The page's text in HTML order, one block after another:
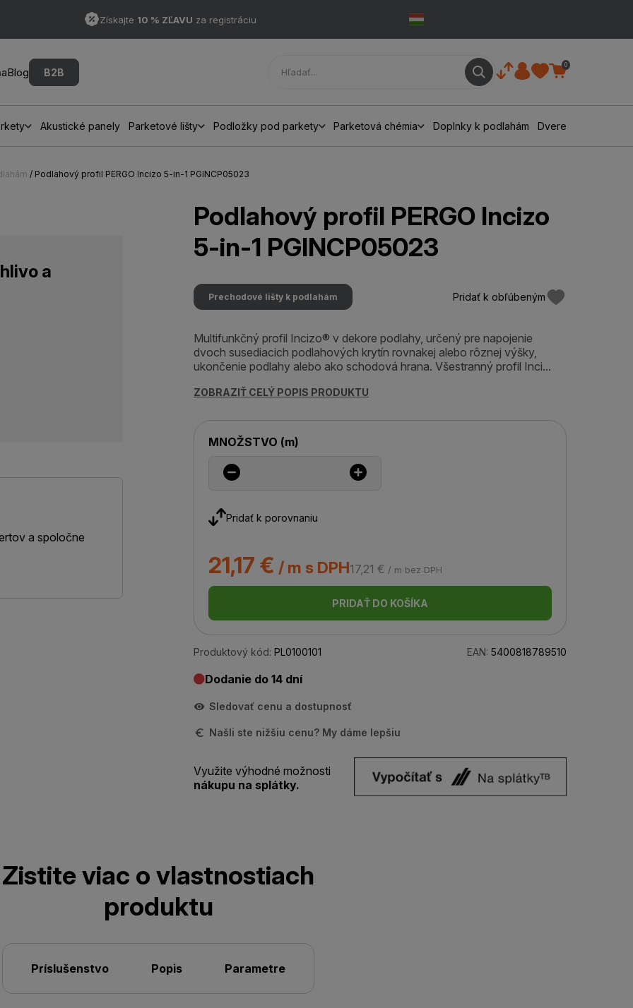
Získajte 10 % ZĽAVU za registráciu
Blog B2B
0
Akustické panely Parketové lišty Podložky pod parkety Parketová chémia Doplnky k podlahám Dvere
/ Podlahový profil PERGO Incizo 5-in-1 PGINCP05023
a
a spoločne
Podlahový profil PERGO Incizo
5-in-1 PGINCP05023
Prechodové lišty k podlahám Pridať k obľúbeným
Multifunkčný profil Incizo® v dekore podlahy, určený pre napojenie
dvoch susediacich podlahových krytín rovnakej alebo rôznej výšky,
ukončenie podlahy alebo ako schodová hrana. Všestranný profil Inci...
ZOBRAZIŤ CELÝ POPIS PRODUKTU
MNOŽSTVO (m)
Pridať k porovnaniu
21,17 € / m s DPH17,21 € / m bez DPH
PRIDAŤ DO KOŠÍKA
Produktový kód: PL0100101 EAN: 5400818789510
Dodanie do 14 dní
Sledovať cenu a dostupnosť
Našli ste nižšiu cenu? My dáme lepšiu
Využite výhodné možnosti
nákupu na splátky.
Zistite viac o vlastnostiach
produktu
Príslušenstvo Popis Parametre